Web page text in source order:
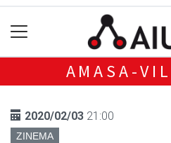
AMASA-
2020/02/03 21:00
ZINEMA